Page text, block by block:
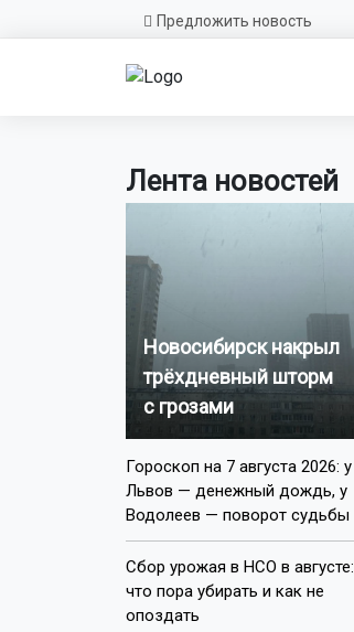
Предложить новость
Лента новостей
Новосибирск накрыл
трёхдневный шторм
с грозами
Гороскоп на 7 августа 2026: у
Львов — денежный дождь, у
Водолеев — поворот судьбы
Сбор урожая в НСО в августе:
что пора убирать и как не
опоздать